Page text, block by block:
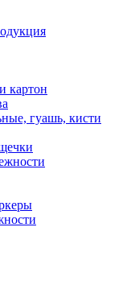
картон
гуашь, кисти